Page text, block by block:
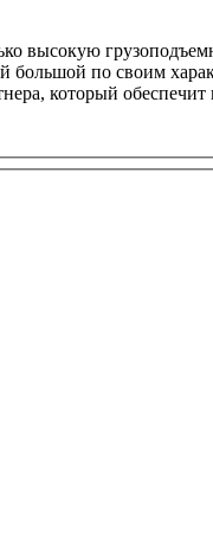
высокую
большой по своим
который